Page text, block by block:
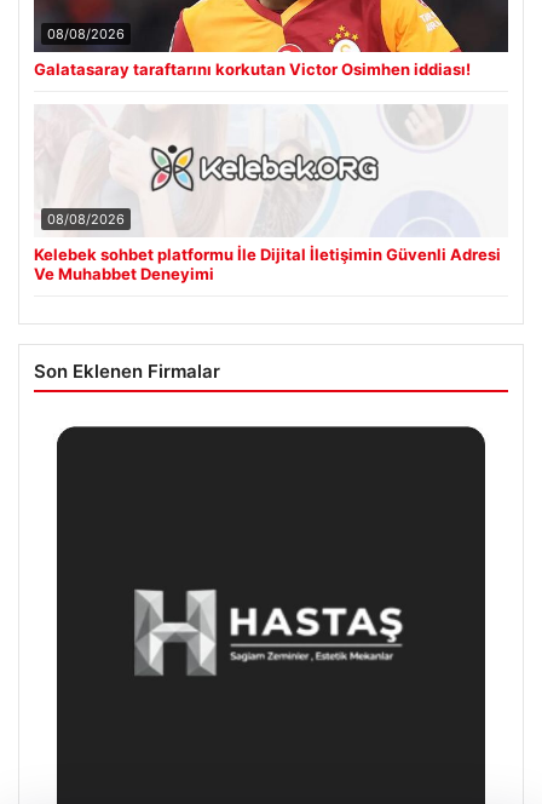
08/08/2026
Galatasaray taraftarını korkutan Victor Osimhen iddiası!
08/08/2026
Kelebek sohbet platformu İle Dijital İletişimin Güvenli Adresi
Ve Muhabbet Deneyimi
Son Eklenen Firmalar